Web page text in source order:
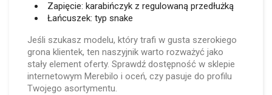
Zapięcie: karabińczyk z regulowaną przedłużką
Łańcuszek: typ snake
Jeśli szukasz modelu, który trafi w gusta szerokiego
grona klientek, ten naszyjnik warto rozważyć jako
stały element oferty. Sprawdź dostępność w sklepie
internetowym Merebilo i oceń, czy pasuje do profilu
Twojego asortymentu.